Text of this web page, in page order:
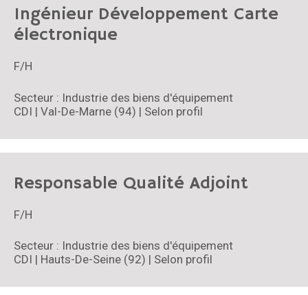
Ingénieur Développement Carte
électronique
F/H
Secteur : Industrie des biens d'équipement
CDI | Val-De-Marne (94) | Selon profil
Responsable Qualité Adjoint
F/H
Secteur : Industrie des biens d'équipement
CDI | Hauts-De-Seine (92) | Selon profil